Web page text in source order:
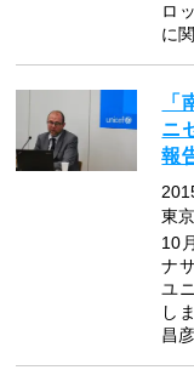
ロ
に
ニ
報
東
10
ナ
ユ
し
昌